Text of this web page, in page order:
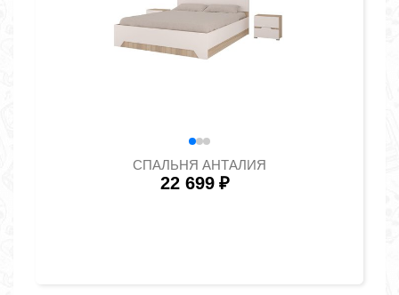
СПАЛЬНЯ АНТАЛИЯ
22 699 ₽